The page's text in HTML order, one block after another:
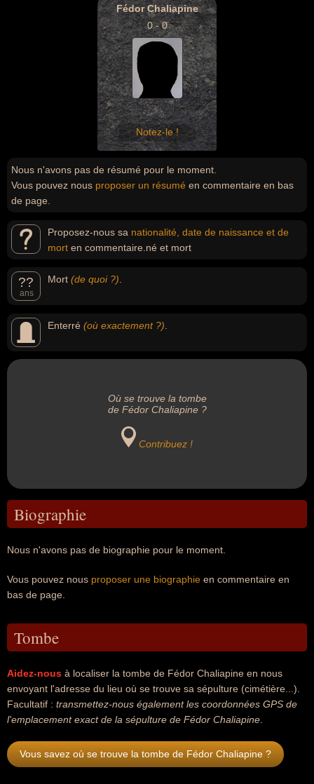
Fédor Chaliapine
0 - 0
Notez-le !
Nous n'avons pas de résumé pour le moment.
Vous pouvez nous proposer un résumé en commentaire en bas
de page.
Proposez-nous sa nationalité, date de naissance et de
mort en commentaire.né et mort
??
ans
Mort (de quoi ?)
Enterré (où exactement ?)
Où se trouve la tombe
de Fédor Chaliapine ?
Contribuez !
Biographie
Nous n'avons pas de biographie pour le moment.
Vous pouvez nous proposer une biographie en commentaire en
bas de page.
Tombe
Aidez-nous à localiser la tombe de Fédor Chaliapine en nous
envoyant l'adresse du lieu où se trouve sa sépulture (cimétière...).
Facultatif : transmettez-nous également les coordonnées GPS de
l'emplacement exact de la sépulture de Fédor Chaliapine
Vous savez où se trouve la tombe de Fédor Chaliapine ?